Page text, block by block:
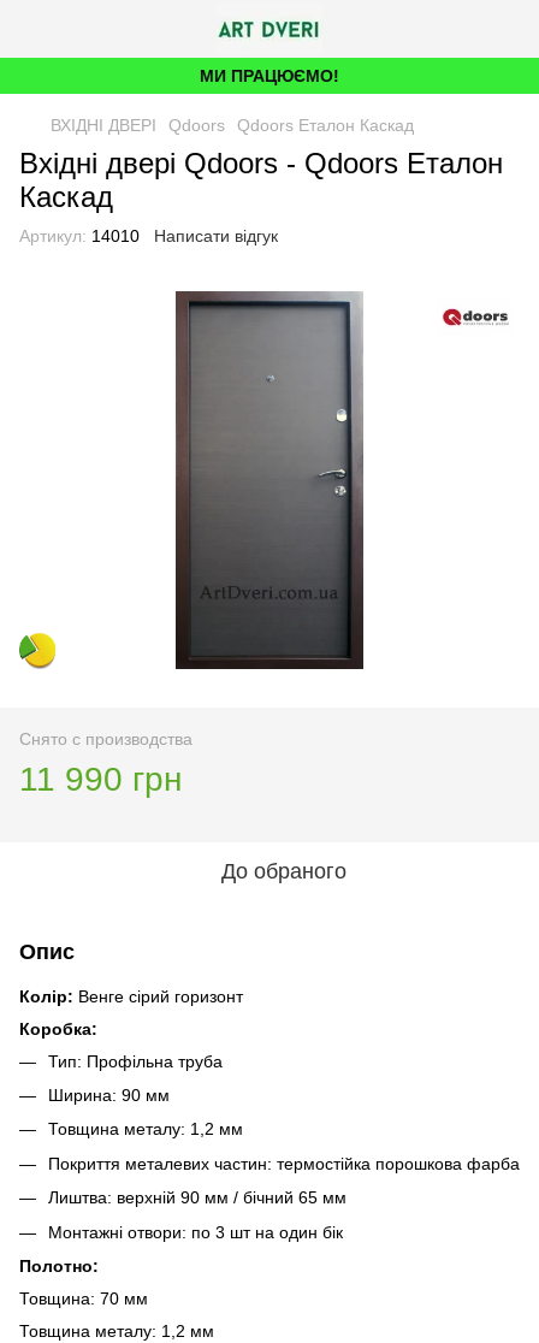
МИ ПРАЦЮЄМО!
ВХІДНІ ДВЕРІ Qdoors Qdoors Еталон Каскад
Вхідні двері Qdoors - Qdoors Еталон
Каскад
Артикул: 14010 Написати відгук
Снято с производства
11 990 грн
До обраного
Опис
Колір: Венге сірий горизонт
Коробка:
Тип: Профільна труба
Ширина: 90 мм
Товщина металу: 1,2 мм
Покриття металевих частин: термостійка порошкова фарба
Лиштва: верхній 90 мм / бічний 65 мм
Монтажні отвори: по 3 шт на один бік
Полотно:
Товщина: 70 мм
Товщина металу: 1,2 мм